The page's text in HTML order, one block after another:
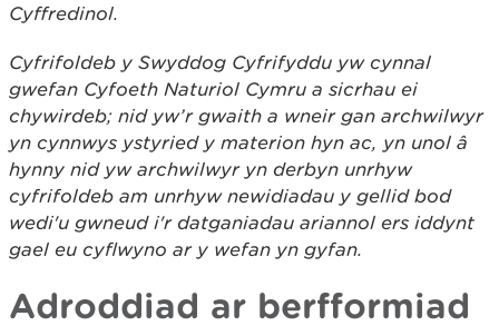
Cyffredinol.
Cyfrifoldeb y Swyddog Cyfrifyddu yw cynnal
gwefan Cyfoeth Naturiol Cymru a sicrhau ei
chywirdeb; nid yw’r gwaith a wneir gan archwilwyr
yn cynnwys ystyried y materion hyn ac, yn unol â
hynny nid yw archwilwyr yn derbyn unrhyw
cyfrifoldeb am unrhyw newidiadau y gellid bod
wedi'u gwneud i'r datganiadau ariannol ers iddynt
gael eu cyflwyno ar y wefan yn gyfan.
Adroddiad ar berfformiad